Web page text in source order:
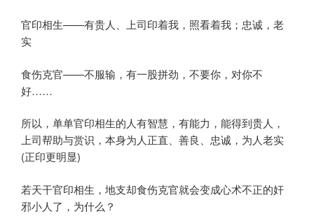
官印相生——有贵人、上司印着我，照看着我；忠诚，老
实
食伤克官——不服输，有一股拼劲，不要你，对你不
好……
所以，单单官印相生的人有智慧，有能力，能得到贵人，
上司帮助与赏识，本身为人正直、善良、忠诚，为人老实
(正印更明显)
若天干官印相生，地支却食伤克官就会变成心术不正的奸
邪小人了，为什么？